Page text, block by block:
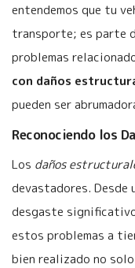
entendemos que tu
transporte; es parte
problemas
con daños
pueden ser
Reconociendo los
Los daños
devastadores. Desde
desgaste
estos problemas a
bien realizado no